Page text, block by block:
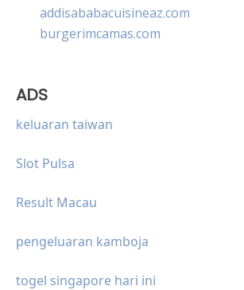
addisababacuisineaz.com
burgerimcamas.com
ADS
keluaran taiwan
Slot Pulsa
Result Macau
pengeluaran kamboja
togel singapore hari ini